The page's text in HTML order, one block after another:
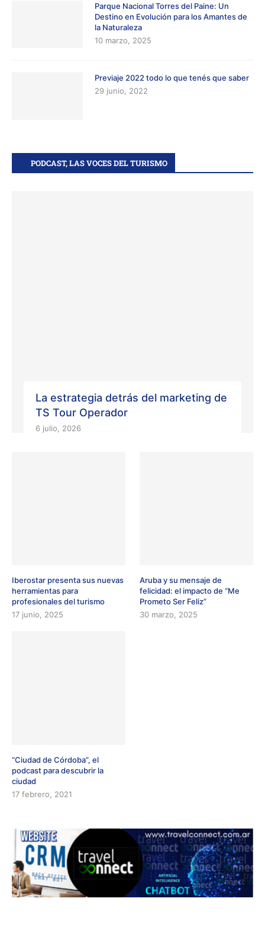
Parque Nacional Torres del Paine: Un
Destino en Evolución para los Amantes de
la Naturaleza
10 marzo, 2025
Previaje 2022 todo lo que tenés que saber
29 junio, 2022
PODCAST, LAS VOCES DEL TURISMO
La estrategia detrás del marketing de
TS Tour Operador
6 julio, 2026
Iberostar presenta sus nuevas
herramientas para
profesionales del turismo
17 junio, 2025
Aruba y su mensaje de
felicidad: el impacto de “Me
Prometo Ser Feliz”
30 marzo, 2025
“Ciudad de Córdoba”, el
podcast para descubrir la
ciudad
17 febrero, 2021